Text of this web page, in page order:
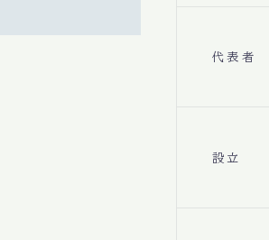
代表者
設立